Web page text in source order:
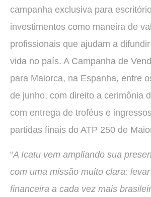
campanha exclusiva para
investimentos como maneira de
profissionais que ajudam a
vida no país. A Campanha de
para Maiorca, na Espanha, entre
de junho, com direito a cerimônia
com entrega de troféus e
partidas finais do ATP 250 de
“A Icatu vem ampliando sua
com uma missão muito clara:
financeira a cada vez mais